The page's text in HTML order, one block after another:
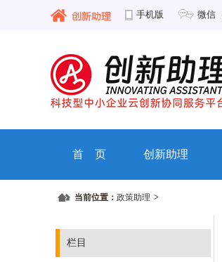
手机版 微信
首 页 创新助理
当前位置： 政策助理 >
栏目